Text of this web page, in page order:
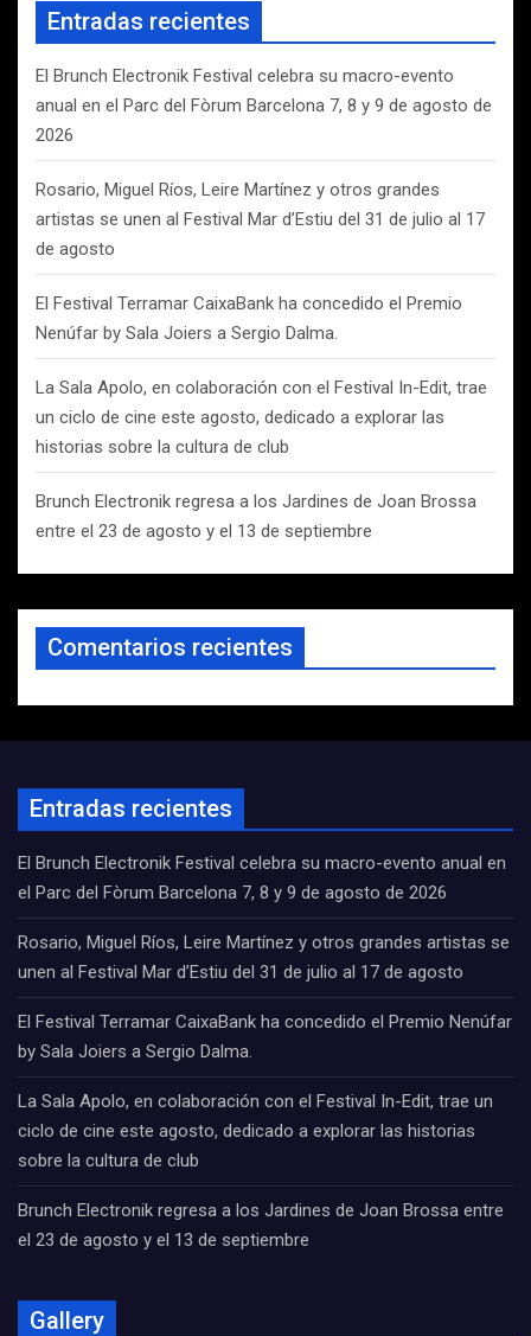
r
Entradas recientes
El Brunch Electronik Festival celebra su macro-evento
anual en el Parc del Fòrum Barcelona 7, 8 y 9 de agosto de
2026
Rosario, Miguel Ríos, Leire Martínez y otros grandes
artistas se unen al Festival Mar d’Estiu del 31 de julio al 17
de agosto
El Festival Terramar CaixaBank ha concedido el Premio
Nenúfar by Sala Joiers a Sergio Dalma.
La Sala Apolo, en colaboración con el Festival In-Edit, trae
un ciclo de cine este agosto, dedicado a explorar las
historias sobre la cultura de club
Brunch Electronik regresa a los Jardines de Joan Brossa
entre el 23 de agosto y el 13 de septiembre
Comentarios recientes
Entradas recientes
El Brunch Electronik Festival celebra su macro-evento anual en
el Parc del Fòrum Barcelona 7, 8 y 9 de agosto de 2026
Rosario, Miguel Ríos, Leire Martínez y otros grandes artistas se
unen al Festival Mar d’Estiu del 31 de julio al 17 de agosto
El Festival Terramar CaixaBank ha concedido el Premio Nenúfar
by Sala Joiers a Sergio Dalma.
La Sala Apolo, en colaboración con el Festival In-Edit, trae un
ciclo de cine este agosto, dedicado a explorar las historias
sobre la cultura de club
Brunch Electronik regresa a los Jardines de Joan Brossa entre
el 23 de agosto y el 13 de septiembre
Gallery